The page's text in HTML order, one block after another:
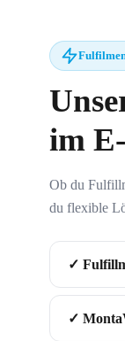
im
Ob du
du flexible
✓
✓